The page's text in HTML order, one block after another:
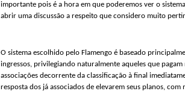
importante pois é a hora em que poderemos ver o
abrir uma discussão a respeito que considero muito
O sistema escolhido pelo Flamengo é baseado
ingressos, privilegiando naturalmente aqueles que
associações decorrente da classificação à final
resposta dos já associados de elevarem seus planos, com